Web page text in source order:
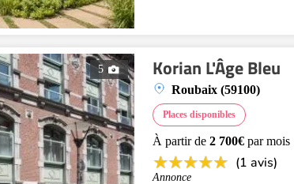
5 Korian L'Âge Bleu
Roubaix (59100)
Places disponibles
À partir de 2 700€par mois
(1 avis)
Annonce